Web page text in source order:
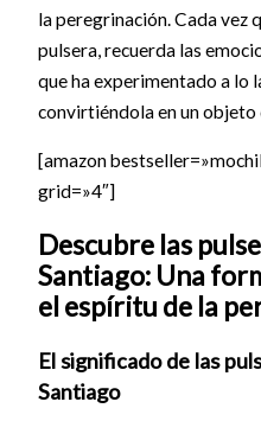
la peregrinación. Cada vez
pulsera, recuerda las
que ha experimentado a lo
convirtiéndola en un
[amazon
grid=»4″]
Descubre las
Santiago: Una
el espíritu de la
El significado de las
Santiago